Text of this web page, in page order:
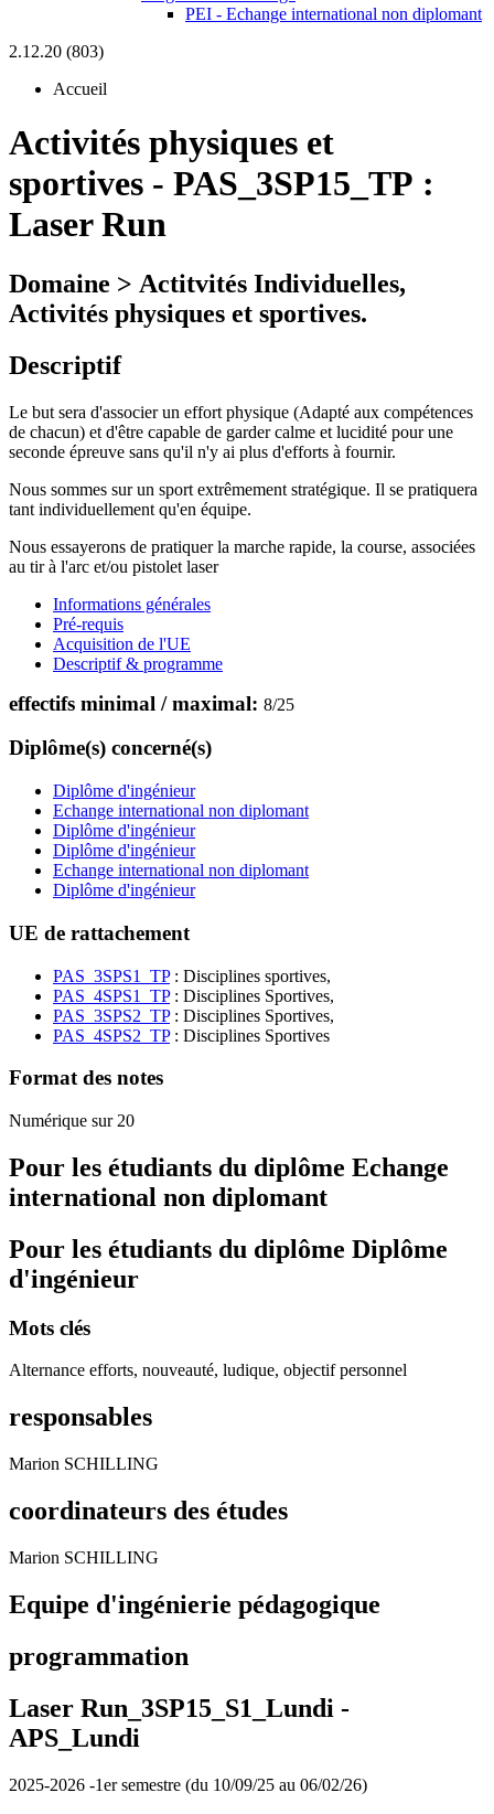
PEI - Echange international non diplomant
2.12.20 (803)
Accueil
Activités physiques et
sportives - PAS_3SP15_TP :
Laser Run
Domaine > Actitvités Individuelles,
Activités physiques et sportives.
Descriptif
Le but sera d'associer un effort physique (Adapté aux compétences
de chacun) et d'être capable de garder calme et lucidité pour une
seconde épreuve sans qu'il n'y ai plus d'efforts à fournir.
Nous sommes sur un sport extrêmement stratégique. Il se pratiquera
tant individuellement qu'en équipe.
Nous essayerons de pratiquer la marche rapide, la course, associées
au tir à l'arc et/ou pistolet laser
Informations générales
Pré-requis
Acquisition de l'UE
Descriptif & programme
effectifs minimal / maximal: 8/25
Diplôme(s) concerné(s)
Diplôme d'ingénieur
Echange international non diplomant
Diplôme d'ingénieur
Diplôme d'ingénieur
Echange international non diplomant
Diplôme d'ingénieur
UE de rattachement
PAS_3SPS1_TP: Disciplines sportives,
PAS_4SPS1_TP: Disciplines Sportives,
PAS_3SPS2_TP: Disciplines Sportives,
PAS_4SPS2_TP: Disciplines Sportives
Format des notes
Numérique sur 20
Pour les étudiants du diplôme Echange
international non diplomant
Pour les étudiants du diplôme Diplôme
d'ingénieur
Mots clés
Alternance efforts, nouveauté, ludique, objectif personnel
responsables
Marion SCHILLING
coordinateurs des études
Marion SCHILLING
Equipe d'ingénierie pédagogique
programmation
Laser Run_3SP15_S1_Lundi -
APS_Lundi
2025-2026 -1er semestre (du 10/09/25 au 06/02/26)